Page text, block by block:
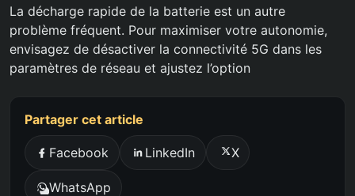
La décharge rapide de la batterie est un autre
problème fréquent. Pour maximiser votre autonomie,
envisagez de désactiver la connectivité 5G dans les
paramètres de réseau et ajustez l’option
Partager cet article
Facebook LinkedIn X
WhatsApp